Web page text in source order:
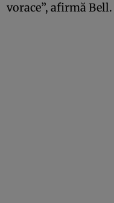
vorace”, afirmă Bell.